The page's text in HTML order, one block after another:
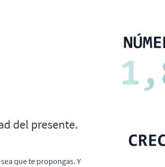
del presente.
que te propongas. Y